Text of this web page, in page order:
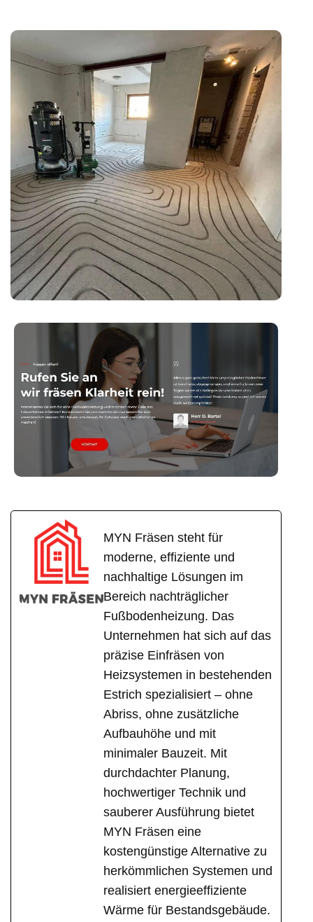
MYN Fräsen steht für
moderne, effiziente und
nachhaltige Lösungen im
Bereich nachträglicher
Fußbodenheizung. Das
Unternehmen hat sich auf das
präzise Einfräsen von
Heizsystemen in bestehenden
Estrich spezialisiert – ohne
Abriss, ohne zusätzliche
Aufbauhöhe und mit
minimaler Bauzeit. Mit
durchdachter Planung,
hochwertiger Technik und
sauberer Ausführung bietet
MYN Fräsen eine
kostengünstige Alternative zu
herkömmlichen Systemen und
realisiert energieeffiziente
Wärme für Bestandsgebäude.